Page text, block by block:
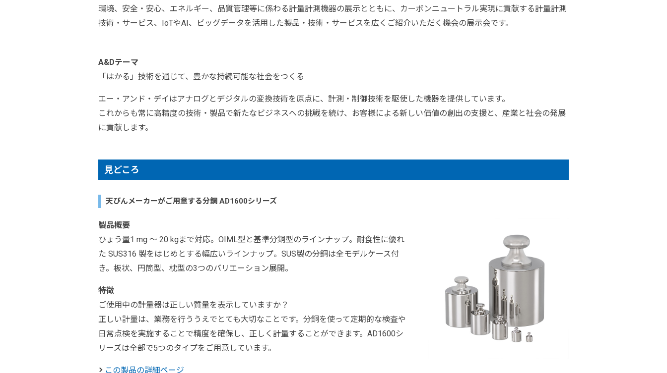
環境、安全・安心、エネルギー、品質管理等に係わる計量計測機器の展示とともに、カーボンニュートラル実現に貢献する計量計測
技術・サービス、IoTやAI、ビッグデータを活用した製品・技術・サービスを広くご紹介いただく機会の展示会です。
A&Dテーマ
「はかる」技術を通じて、豊かな持続可能な社会をつくる
エー・アンド・デイはアナログとデジタルの変換技術を原点に、計測・制御技術を駆使した機器を提供しています。
これからも常に高精度の技術・製品で新たなビジネスへの挑戦を続け、お客様による新しい価値の創出の支援と、産業と社会の発展
に貢献します。
見どころ
天びんメーカーがご用意する分銅 AD1600シリーズ
製品概要
ひょう量1 mg ～ 20 kgまで対応。OIML型と基準分銅型のラインナップ。耐食性に優れ
た SUS316 製をはじめとする幅広いラインナップ。SUS製の分銅は全モデルケース付
き。板状、円筒型、枕型の3つのバリエーション展開。
特徴
ご使用中の計量器は正しい質量を表示していますか？
正しい計量は、業務を行ううえでとても大切なことです。分銅を使って定期的な検査や
日常点検を実施することで精度を確保し、正しく計量することができます。AD1600シ
リーズは全部で5つのタイプをご用意しています。
この製品の詳細ページ